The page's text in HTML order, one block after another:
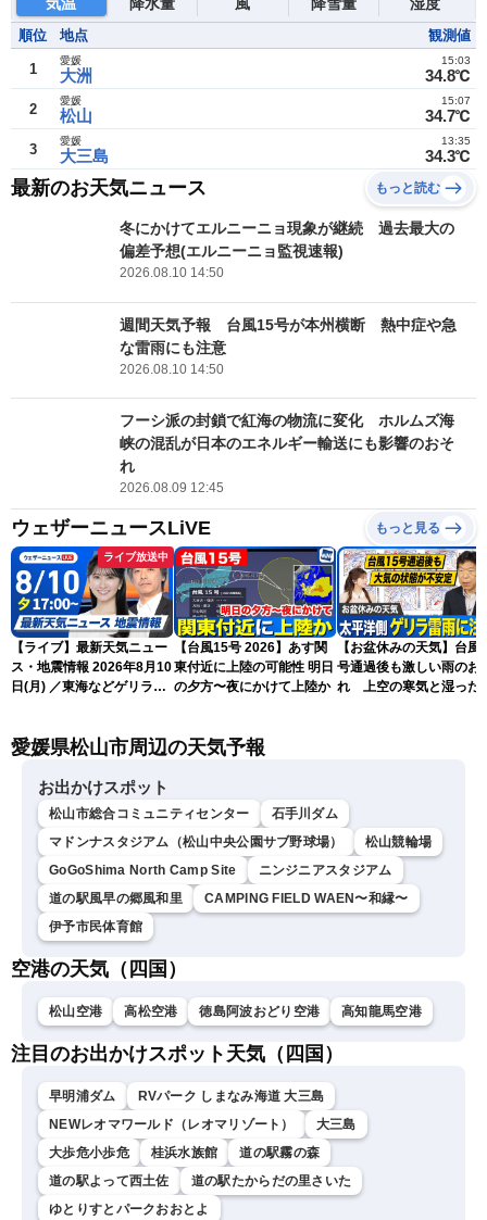
気温 降水量 風 降雪量 湿度
順位 地点 観測値
1 大洲
愛媛
34.8℃
15:03
2 松山
愛媛
34.7℃
15:07
3 大三島
愛媛
34.3℃
13:35
最新のお天気ニュース もっと読む
冬にかけてエルニーニョ現象が継続 過去最大の
偏差予想(エルニーニョ監視速報)
2026.08.10 14:50
週間天気予報 台風15号が本州横断 熱中症や急
な雷雨にも注意
2026.08.10 14:50
フーシ派の封鎖で紅海の物流に変化 ホルムズ海
峡の混乱が日本のエネルギー輸送にも影響のおそ
れ
2026.08.09 12:45
ウェザーニュースLiVE もっと見る
ライブ放送中
【ライブ】最新天気ニュー
ス・地震情報 2026年8月10
日(月) ／東海などゲリラ雷
ュースLiVEイブニング・駒
【台風15号 2026】あす関
東付近に上陸の可能性 明日
の夕方〜夜にかけて上陸か
【お盆休みの天気】台風
号通過後も激しい雨のお
れ 上空の寒気と湿った
愛媛県松山市周辺の天気予報
お出かけスポット
松山市総合コミュニティセンター
石手川ダム
マドンナスタジアム（松山中央公園サブ野球場）
松山競輪場
GoGoShima North Camp Site
ニンジニアスタジアム
道の駅風早の郷風和里
CAMPING FIELD WAEN〜和縁〜
伊予市民体育館
空港の天気（四国）
松山空港 高松空港 徳島阿波おどり空港 高知龍馬空港
注目のお出かけスポット天気（四国）
早明浦ダム
RVパーク しまなみ海道 大三島
NEWレオマワールド（レオマリゾート）
大三島
大歩危小歩危
桂浜水族館
道の駅霧の森
道の駅よって西土佐
道の駅たからだの里さいた
ゆとりすとパークおおとよ